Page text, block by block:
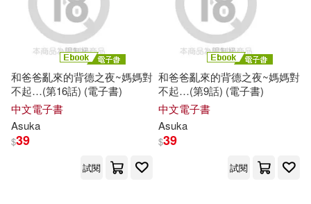
和爸爸亂來的背德之夜~媽媽對
不起…(第16話) (電子書)
中文電子書
Asuka
$39
試閱
和爸爸亂來的背德之夜~媽媽對
不起…(第9話) (電子書)
中文電子書
Asuka
$39
試閱